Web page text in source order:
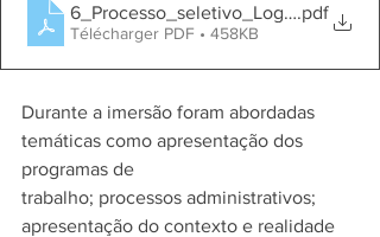
.pdf
Télécharger PDF • 458KB
Durante a imersão foram abordadas
temáticas como apresentação dos
programas de
trabalho; processos administrativos;
apresentação do contexto e realidade